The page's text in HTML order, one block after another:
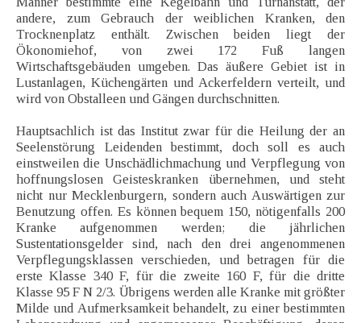
andere, zum Gebrauch der weiblichen Kranken, den
Trocknenplatz enthält. Zwischen beiden liegt der
Ökonomiehof, von zwei 172 Fuß langen
Wirtschaftsgebäuden umgeben. Das äußere Gebiet ist in
Lustanlagen, Küchengärten und Ackerfeldern verteilt, und
wird von Obstalleen und Gängen durchschnitten.
Hauptsachlich ist das Institut zwar für die Heilung der an
Seelenstörung Leidenden bestimmt, doch soll es auch
einstweilen die Unschädlichmachung und Verpflegung von
hoffnungslosen Geisteskranken übernehmen, und steht
nicht nur Mecklenburgern, sondern auch Auswärtigen zur
Benutzung offen. Es können bequem 150, nötigenfalls 200
Kranke aufgenommen werden; die jährlichen
Sustentationsgelder sind, nach den drei angenommenen
Verpflegungsklassen verschieden, und betragen für die
erste Klasse 340 F, für die zweite 160 F, für die dritte
Klasse 95 F N 2/3. Übrigens werden alle Kranke mit größter
Milde und Aufmerksamkeit behandelt, zu einer bestimmten